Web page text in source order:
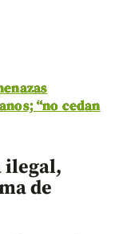
“no cedan
ilegal,
de